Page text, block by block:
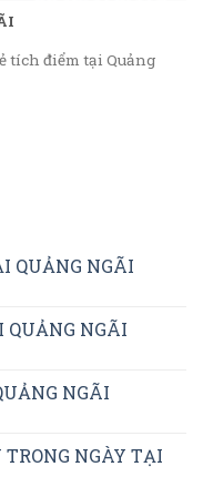
tích điểm tại Quảng
QUẢNG NGÃI
NGÃI
NGÃI
NGÀY TẠI